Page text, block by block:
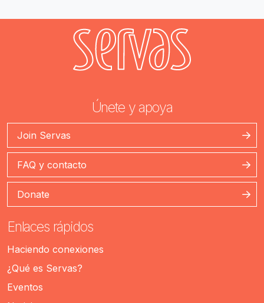
Únete y apoya
Join Servas
FAQ y contacto
Donate
Enlaces rápidos
Haciendo conexiones
¿Qué es Servas?
Eventos